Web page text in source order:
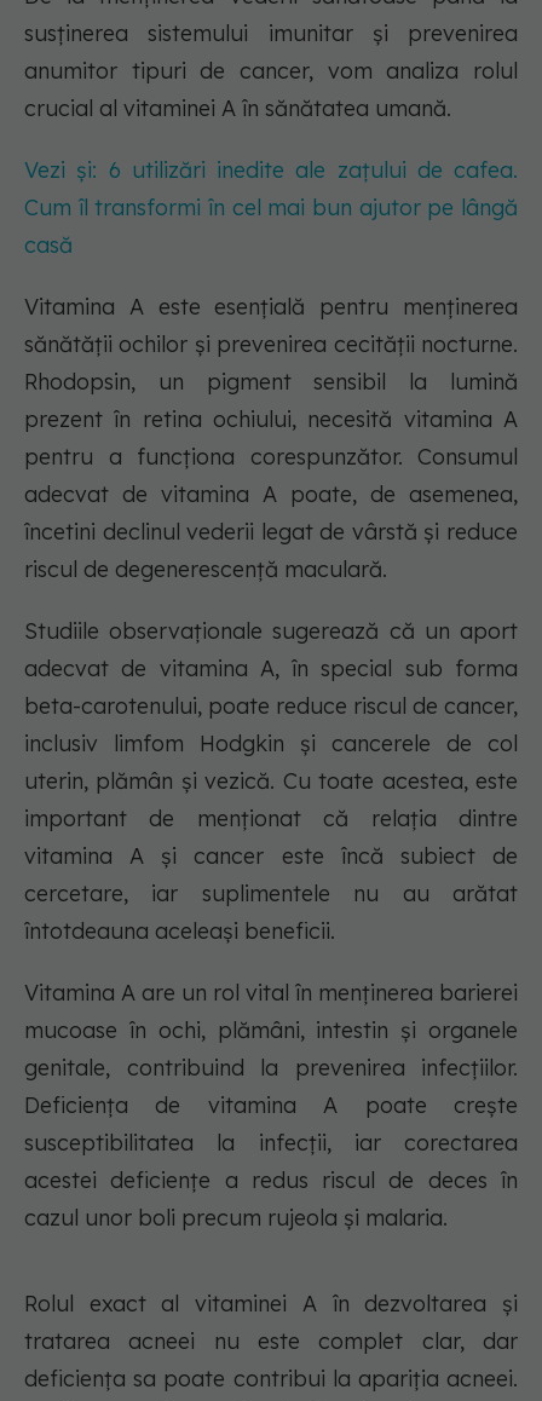
susținerea sistemului imunitar și prevenirea
anumitor tipuri de cancer, vom analiza rolul
crucial al vitaminei A în sănătatea umană.
Vezi și: 6 utilizări inedite ale zațului de cafea.
Cum îl transformi în cel mai bun ajutor pe lângă
casă
Vitamina A este esențială pentru menținerea
sănătății ochilor și prevenirea cecității nocturne.
Rhodopsin, un pigment sensibil la lumină
prezent în retina ochiului, necesită vitamina A
pentru a funcționa corespunzător. Consumul
adecvat de vitamina A poate, de asemenea,
încetini declinul vederii legat de vârstă și reduce
riscul de degenerescență maculară.
Studiile observaționale sugerează că un aport
adecvat de vitamina A, în special sub forma
beta-carotenului, poate reduce riscul de cancer,
inclusiv limfom Hodgkin și cancerele de col
uterin, plămân și vezică. Cu toate acestea, este
important de menționat că relația dintre
vitamina A și cancer este încă subiect de
cercetare, iar suplimentele nu au arătat
întotdeauna aceleași beneficii.
Vitamina A are un rol vital în menținerea barierei
mucoase în ochi, plămâni, intestin și organele
genitale, contribuind la prevenirea infecțiilor.
Deficiența de vitamina A poate crește
susceptibilitatea la infecții, iar corectarea
acestei deficiențe a redus riscul de deces în
cazul unor boli precum rujeola și malaria.
Rolul exact al vitaminei A în dezvoltarea și
tratarea acneei nu este complet clar, dar
deficiența sa poate contribui la apariția acneei.